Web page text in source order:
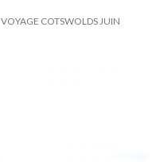
VOYAGE COTSWOLDS JUIN